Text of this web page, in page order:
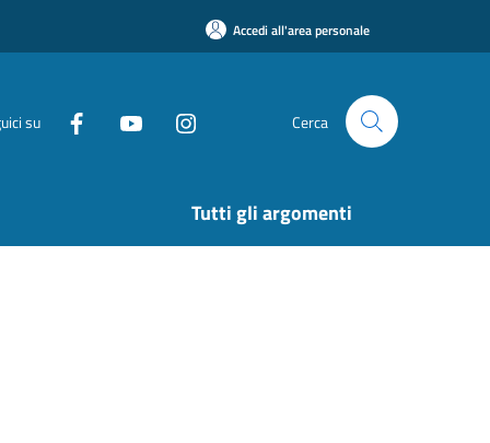
Accedi all'area personale
su Cerca
Tutti gli argomenti